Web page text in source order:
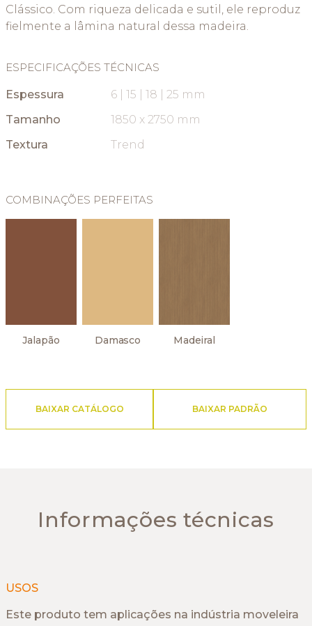
Clássico. Com riqueza delicada e sutil, ele reproduz
fielmente a lâmina natural dessa madeira.
ESPECIFICAÇÕES TÉCNICAS
Espessura
6 | 15 | 18 | 25 mm
Tamanho
1850 x 2750 mm
Textura
Trend
COMBINAÇÕES PERFEITAS
Jalapão Damasco Madeiral
BAIXAR CATÁLOGO BAIXAR PADRÃO
Informações técnicas
USOS
Este produto tem aplicações na indústria moveleira